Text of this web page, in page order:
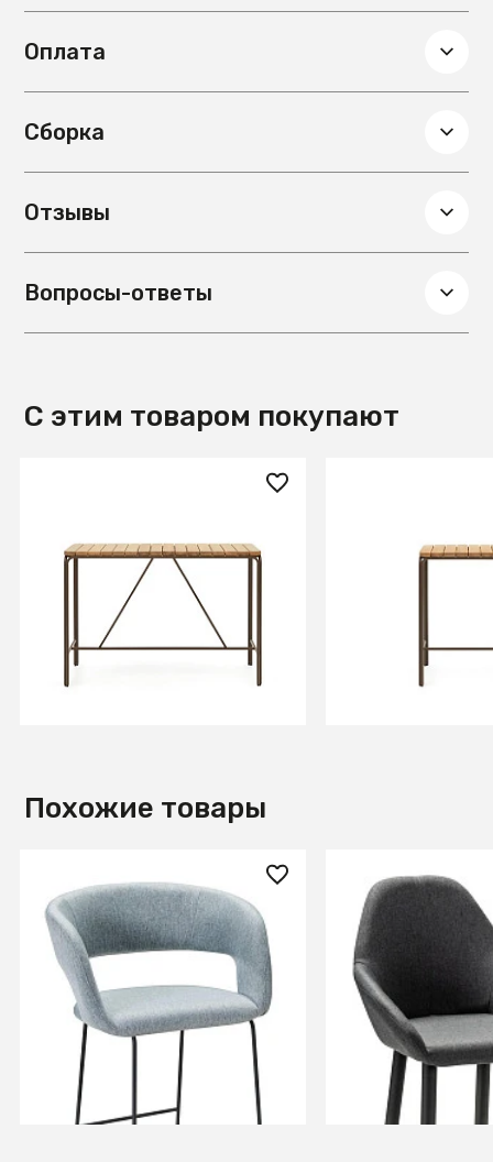
Цвет обивки
Серый
Материал обивки
Оплата
Сборка
Отзывы
Вопросы-ответы
С этим товаром покупают
Salguer Барный стол из
массива акации и
коричневой стали Ø 140 x 70
Salguer Барный
Похожие товары
16 070 ₽
Кресло Бар. Hugs св.сер/
Линк
+3
В КОРЗИНУ
17 140 ₽
Кресло Бар.Kent
серый/черный
+8
В